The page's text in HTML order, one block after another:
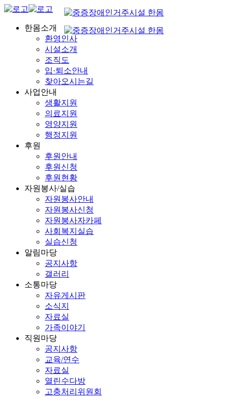
한몸소개
환영인사
시설소개
조직도
입·퇴소안내
찾아오시는길
사업안내
생활지원
의료지원
영양지원
행정지원
후원
후원안내
후원신청
후원현황
자원봉사/실습
자원봉사안내
자원봉사신청
자원봉사자카페
사회복지실습
실습신청
알림마당
공지사항
갤러리
소통마당
자유게시판
소식지
자료실
가족이야기
직원마당
공지사항
교육/연수
자료실
열린수다방
고충처리위원회